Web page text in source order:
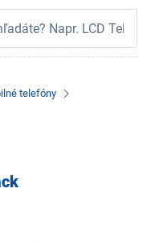
telefóny